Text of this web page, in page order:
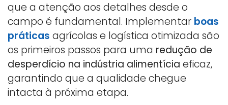
que a atenção aos detalhes desde o
campo é fundamental. Implementar boas
práticas agrícolas e logística otimizada são
os primeiros passos para uma redução de
desperdício na indústria alimentícia eficaz,
garantindo que a qualidade chegue
intacta à próxima etapa.